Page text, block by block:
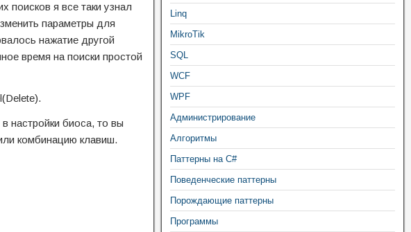
поисков я все таки узнал
параметры для
нажатие другой
время на поиски простой
настройки биоса, то вы
комбинацию клавиш.
Linq
MikroTik
SQL
WCF
WPF
Администрирование
Алгоритмы
Паттерны на C#
Поведенческие паттерны
Порождающие паттерны
Программы